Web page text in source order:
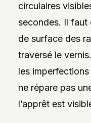
circulaires
secondes. Il faut
de surface des
traversé le
les
ne répare pas
l’apprêt est